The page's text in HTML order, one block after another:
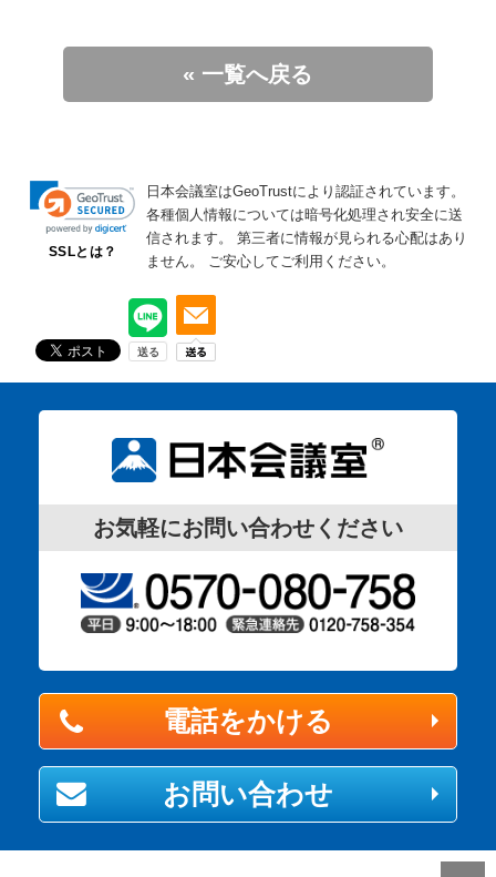
« 一覧へ戻る
SSLとは？
日本会議室はGeoTrustにより認証されています。
各種個人情報については暗号化処理され安全に送
信されます。
第三者に情報が見られる心配はあり
ません。
ご安心してご利用ください。
お気軽にお問い合わせください
電話をかける
お問い合わせ